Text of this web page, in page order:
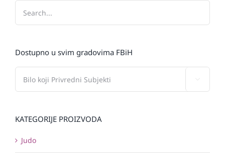
Dostupno u svim gradovima FBiH
KATEGORIJE PROIZVODA
Judo